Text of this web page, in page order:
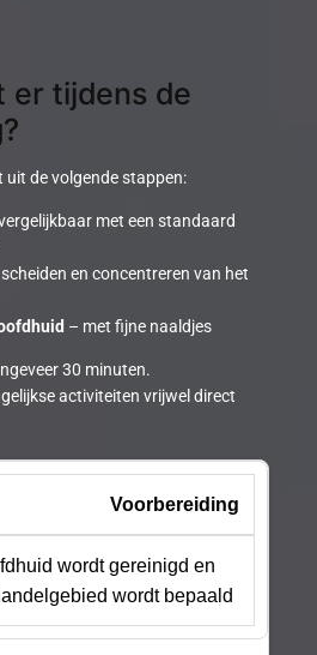
er tijdens de
uit de volgende stappen:
met een standaard
en concentreren van het
– met fijne naaldjes
30 minuten.
activiteiten vrijwel direct
Voorbereiding
wordt gereinigd en
wordt bepaald